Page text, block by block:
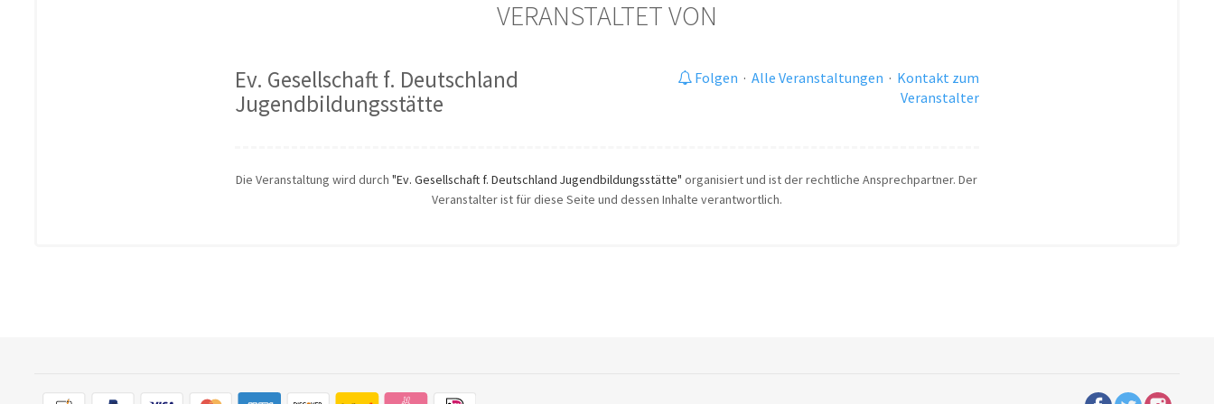
VERANSTALTET VON
Ev. Gesellschaft f. Deutschland
Jugendbildungsstätte
Folgen · Alle Veranstaltungen · Kontakt zum
Veranstalter
Die Veranstaltung wird durch"Ev. Gesellschaft f. Deutschland Jugendbildungsstätte" organisiert und ist der rechtliche Ansprechpartner. Der
Veranstalter ist für diese Seite und dessen Inhalte verantwortlich.